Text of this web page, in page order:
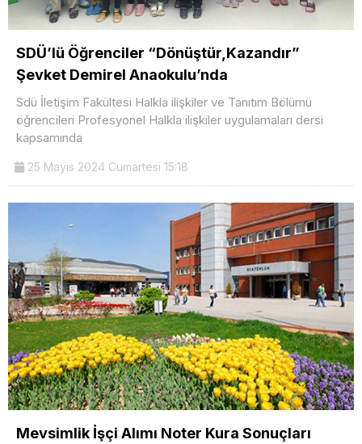
SDÜ’lü Öğrenciler “Dönüştür,Kazandır”
Şevket Demirel Anaokulu’nda
Sdü İletişim Fakültesi Halkla ilişkiler ve Tanıtım Bölümü
öğrencileri Profesyonel Halkla ilişkiler uygulamaları dersi
kapsamında
25 Mayıs 2024 Cumartesi 15:18
Mevsimlik İşçi Alımı Noter Kura Sonuçları